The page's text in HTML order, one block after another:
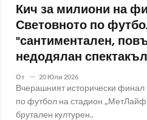
Кич за милиони на
Световното по
"сантиментален,
недодялан
От 20 Юли 2026
Вчерашният исторически финал
по футбол на стадион
брутален културен..